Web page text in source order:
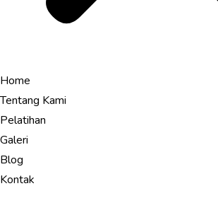
Home
Tentang Kami
Pelatihan
Galeri
Blog
Kontak